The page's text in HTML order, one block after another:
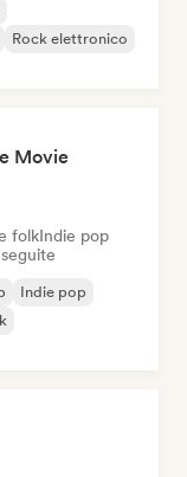
Rock elettronico
Movie
folkIndie pop
Indie pop